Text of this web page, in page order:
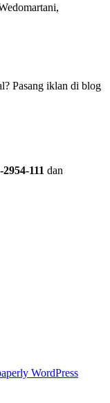
Pasang iklan di blog
111 dan
WordPress